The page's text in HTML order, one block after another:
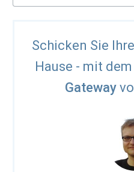
Schicken Sie
Hause - mit dem
Gateway